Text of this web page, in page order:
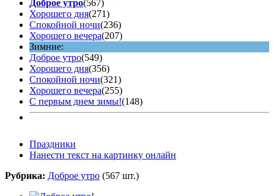
Доброе утро(567)
Хорошего дня(271)
Спокойной ночи(236)
Хорошего вечера(207)
Зимние:
Доброе утро(549)
Хорошего дня(356)
Спокойной ночи(321)
Хорошего вечера(255)
С первым днем зимы!(148)
Праздники
Нанести текст на картинку онлайн
Рубрика: Доброе утро (567 шт.)